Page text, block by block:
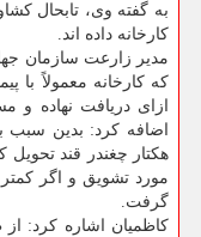
كارخانه داده اند.
مدیر زارعت سازمان
كه كارخانه معمولاً با
ازای دریافت نهاده
هكتار چغندر قند تحویل
مورد تشویق و اگر
گرفت.
كاظمیان اشاره كرد: